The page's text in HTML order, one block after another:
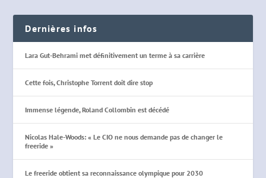
Dernières infos
Lara Gut-Behrami met définitivement un terme à sa carrière
Cette fois, Christophe Torrent doit dire stop
Immense légende, Roland Collombin est décédé
Nicolas Hale-Woods: « Le CIO ne nous demande pas de changer le
freeride »
Le freeride obtient sa reconnaissance olympique pour 2030